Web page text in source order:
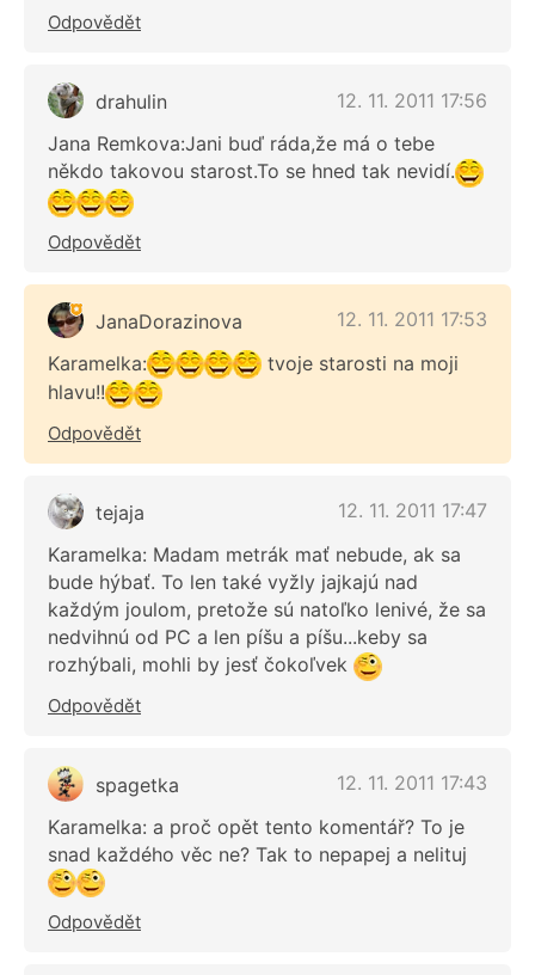
Odpovědět
drahulin
12. 11. 2011 17:56
Jana Remkova:Jani buď ráda,že má o tebe
někdo takovou starost.To se hned tak nevidí.
Odpovědět
JanaDorazinova
12. 11. 2011 17:53
Karamelka:
tvoje starosti na moji
hlavu!!
Odpovědět
tejaja
12. 11. 2011 17:47
Karamelka: Madam metrák mať nebude, ak sa
bude hýbať. To len také vyžly jajkajú nad
každým joulom, pretože sú natoľko lenivé, že sa
nedvihnú od PC a len píšu a píšu...keby sa
rozhýbali, mohli by jesť čokoľvek
Odpovědět
spagetka
12. 11. 2011 17:43
Karamelka: a proč opět tento komentář? To je
snad každého věc ne? Tak to nepapej a nelituj
Odpovědět